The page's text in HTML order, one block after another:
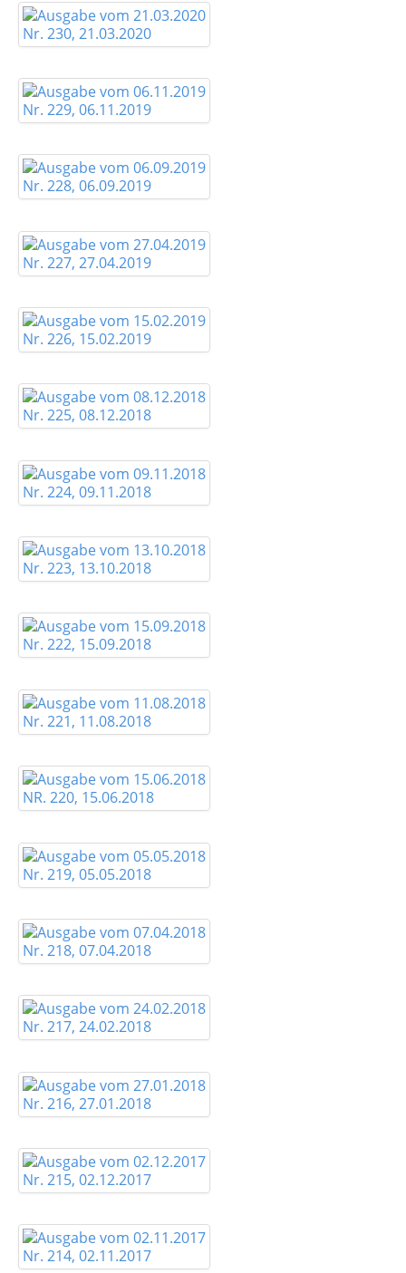
Nr. 230, 21.03.2020
Nr. 229, 06.11.2019
Nr. 228, 06.09.2019
Nr. 227, 27.04.2019
Nr. 226, 15.02.2019
Nr. 225, 08.12.2018
Nr. 224, 09.11.2018
Nr. 223, 13.10.2018
Nr. 222, 15.09.2018
Nr. 221, 11.08.2018
NR. 220, 15.06.2018
Nr. 219, 05.05.2018
Nr. 218, 07.04.2018
Nr. 217, 24.02.2018
Nr. 216, 27.01.2018
Nr. 215, 02.12.2017
Nr. 214, 02.11.2017